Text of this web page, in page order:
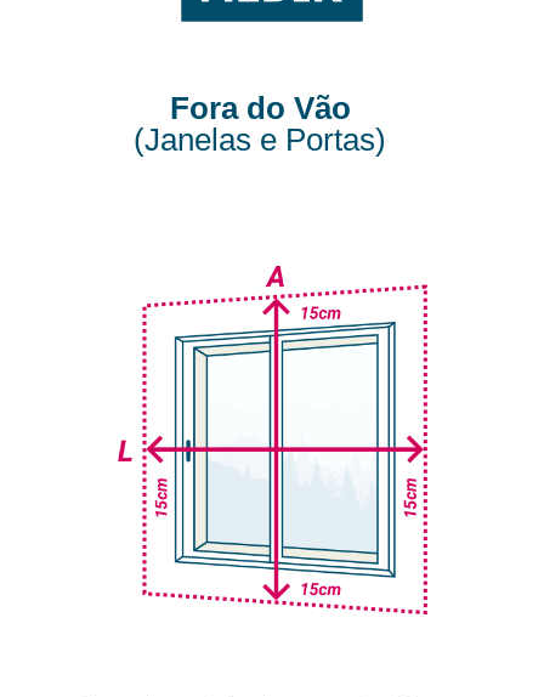
Fora do Vão
(Janelas e Portas)